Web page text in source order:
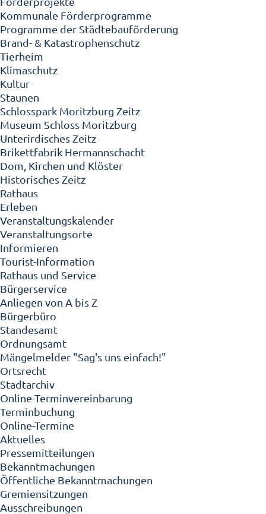
Kommunale Förderprogramme
Programme der Städtebauförderung
Brand- & Katastrophenschutz
Tierheim
Klimaschutz
Kultur
Staunen
Schlosspark Moritzburg Zeitz
Museum Schloss Moritzburg
Unterirdisches Zeitz
Brikettfabrik Hermannschacht
Dom, Kirchen und Klöster
Historisches Zeitz
Rathaus
Erleben
Veranstaltungskalender
Veranstaltungsorte
Informieren
Tourist-Information
Rathaus und Service
Bürgerservice
Anliegen von A bis Z
Bürgerbüro
Standesamt
Ordnungsamt
Mängelmelder "Sag's uns einfach!"
Ortsrecht
Stadtarchiv
Online-Terminvereinbarung
Terminbuchung
Online-Termine
Aktuelles
Pressemitteilungen
Bekanntmachungen
Öffentliche Bekanntmachungen
Gremiensitzungen
Ausschreibungen